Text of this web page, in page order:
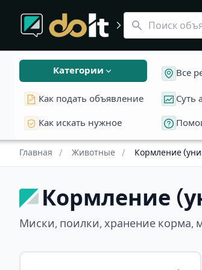
Миски, поилки, хранение корма,
Категории Все
Как подать объявление Суть
Как искать нужное
Главная / Животные / Кормление
Кормление
Миски, поилки, хранение корма,